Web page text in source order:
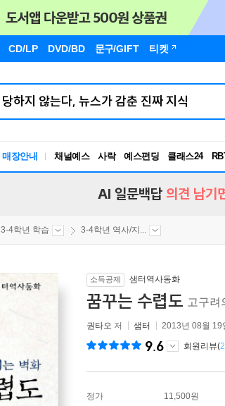
CD/LP DVD/BD 문구/GIFT 티켓
매장안내 채널예스 사락 예스펀딩 클래스24
독
AI 일문백답 의견 남기
3-4학년 학습 3-4학년 역사/지...
소득공제 샘터역사동화
꿈꾸는 수렵도 고구려
권타오 저 샘터 2013년 08월 19
9.6 회원리뷰(
정가 11,500원